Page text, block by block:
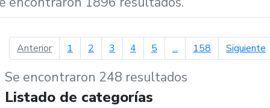
Anteriorpágina anterior
1 2 3 4 5 ... 158 Siguiente
Se encontraron 248 resultados
Listado de categorías